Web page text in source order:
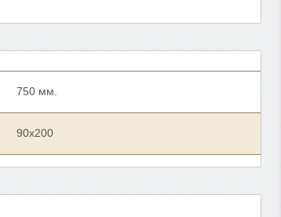
750 мм.
90x200